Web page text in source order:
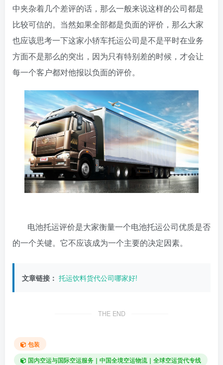
中夹杂着几个差评的话，那么一般来说这样的公司都是
比较可信的。当然如果全部都是负面的评价，那么大家
也应该思考一下这家小轿车托运公司是不是平时在业务
方面不是那么的突出，因为只有特别差的时候，才会让
每一个客户都对他报以负面的评价。
电池托运评价是大家衡量一个电池托运公司优质是否
的一个关键。它不应该成为一个主要的决定因素。
文章链接： 托运饮料货代公司哪家好!
THE END
包装
国内空运与国际空运服务｜中国全境空运物流｜全球空运货代专线